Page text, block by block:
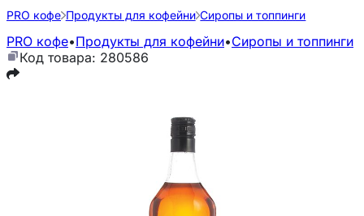
PRO кофе Продукты для кофейни Сиропы и топпинги
PRO кофе•Продукты для кофейни•Сиропы и топпинги
Код товара: 280586